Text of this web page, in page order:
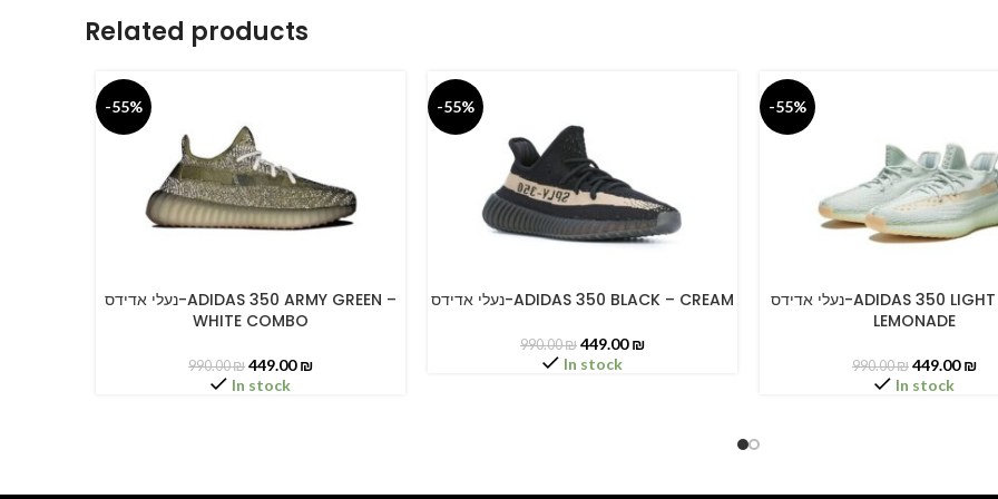
Related products
-55%
SELECT OPTIONS
נעלי אדידס-ADIDAS 350 ARMY GREEN –
WHITE COMBO
990.00₪ 449.00₪
In stock
-55%
SELECT OPTIONSנעלי אדידס-ADIDAS 350 BLACK – CREAM
990.00₪ 449.00₪
In stock
-55%
SELECT OPTIONS
נעלי אדידס-ADIDAS 350 LIGHT GRAY –
LEMONADE
990.00₪ 449.00₪
In stock